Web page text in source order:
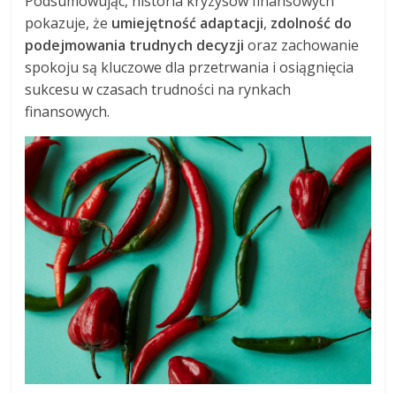
pokazuje, że umiejętność adaptacji, zdolność do
podejmowania trudnych decyzji oraz zachowanie
spokoju są kluczowe dla przetrwania i osiągnięcia
sukcesu w czasach trudności na rynkach
finansowych.